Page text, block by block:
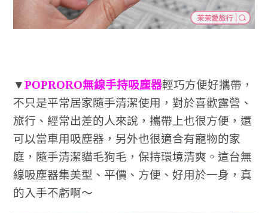
▼POPRORO無線手持吸塵器輕巧方便好攜帶，
不只是平常居家隨手清潔使用，對於喜歡露營、
旅行、經常出差的人來說，攜帶上也很方便，還
可以當車用吸塵器，另外也很適合有寵物的家
庭，隨手清潔貓毛狗毛，保持環境清爽。這台無
線吸塵器集美型、平價、方便、好用於一身，真
的入手不虧啊～